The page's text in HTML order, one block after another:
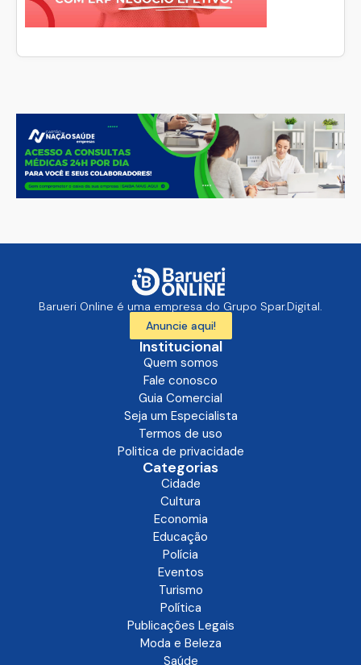
Barueri Online é uma empresa do Grupo Spar.Digital.
Anuncie aqui!
Institucional
Quem somos
Fale conosco
Guia Comercial
Seja um Especialista
Termos de uso
Politica de privacidade
Categorias
Cidade
Cultura
Economia
Educação
Polícia
Eventos
Turismo
Política
Publicações Legais
Moda e Beleza
Saúde